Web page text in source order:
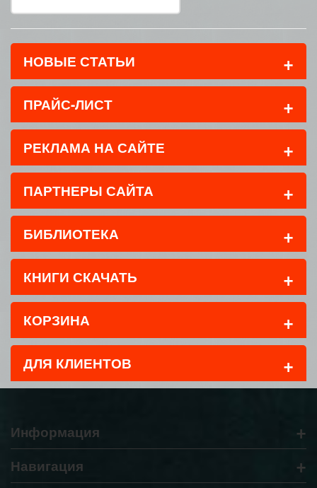
НОВЫЕ СТАТЬИ +
ПРАЙС-ЛИСТ +
РЕКЛАМА НА САЙТЕ +
ПАРТНЕРЫ САЙТА +
БИБЛИОТЕКА +
КНИГИ СКАЧАТЬ +
КОРЗИНА +
ДЛЯ КЛИЕНТОВ +
Информация +
Навигация
+